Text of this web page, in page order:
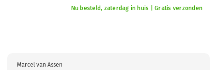
Nu besteld, zaterdag in huis | Gratis verzonden
Marcel van Assen